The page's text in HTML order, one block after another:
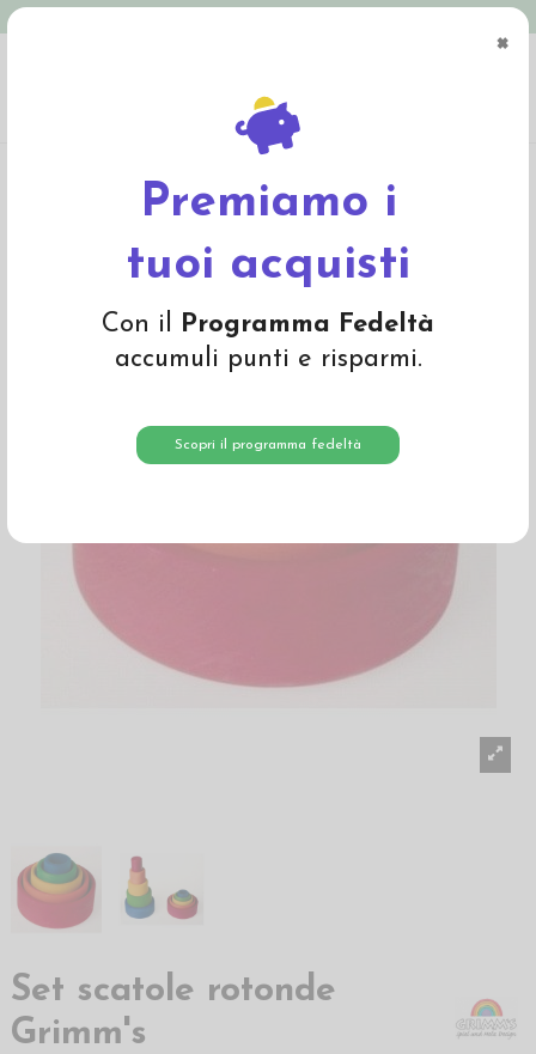
×
Premiamo i
tuoi acquisti
Con il Programma Fedeltà
accumuli punti e risparmi.
Scopri il programma fedeltà
Set scatole rotonde
Grimm's